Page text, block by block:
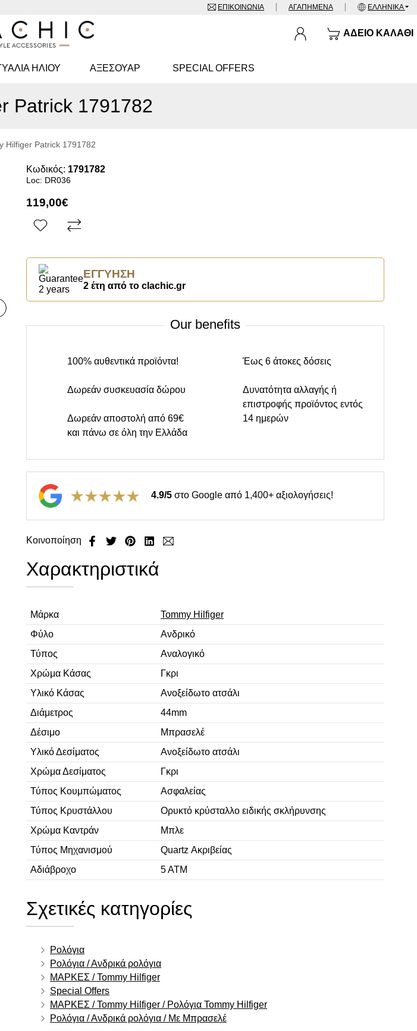
ΕΠΙΚΟΙΝΩΝΊΑ ΑΓΑΠΗΜΈΝΑ ΕΛΛΗΝΙΚΆ
ΆΔΕΙΟ ΚΑΛΆΘΙ
ΗΛΊΟΥ ΑΞΕΣΟΥΑΡ SPECIAL OFFERS
Patrick 1791782
Hilfiger Patrick 1791782
Κωδικός: 1791782
Loc: DR036
119,00€
ΕΓΓΎΗΣΗ
2 έτη από το clachic.gr
Our benefits
100% αυθεντικά προϊόντα!
Δωρεάν συσκευασία δώρου
Δωρεάν αποστολή από 69€
και πάνω σε όλη την Ελλάδα
Έως 6 άτοκες δόσεις
Δυνατότητα αλλαγής ή
επιστροφής προϊόντος εντός
14 ημερών
4.9/5 στο Google από 1,400+ αξιολογήσεις!
Κοινοποίηση
Χαρακτηριστικά
Μάρκα
Tommy Hilfiger
Φύλο
Ανδρικό
Τύπος
Αναλογικό
Χρώμα Κάσας
Γκρι
Υλικό Κάσας
Ανοξείδωτο ατσάλι
Διάμετρος
44mm
Δέσιμο
Μπρασελέ
Υλικό Δεσίματος
Ανοξείδωτο ατσάλι
Χρώμα Δεσίματος
Γκρι
Τύπος Κουμπώματος
Ασφαλείας
Τύπος Κρυστάλλου
Ορυκτό κρύσταλλο ειδικής σκλήρυνσης
Χρώμα Καντράν
Μπλε
Τύπος Μηχανισμού
Quartz Ακριβείας
Αδιάβροχο
5 ΑΤΜ
Σχετικές κατηγορίες
Ρολόγια
Ρολόγια / Ανδρικά ρολόγια
ΜΑΡΚΕΣ / Tommy Hilfiger
Special Offers
ΜΑΡΚΕΣ / Tommy Hilfiger / Ρολόγια Tommy Hilfiger
Ρολόγια / Ανδρικά ρολόγια / Με Μπρασελέ